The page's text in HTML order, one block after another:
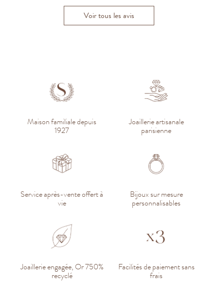
Voir tous les avis
Maison familiale depuis
1927
Joaillerie artisanale
parisienne
Service après-vente offert à
vie
Bijoux sur mesure
personnalisables
Joaillerie engagée, Or 750%
recyclé
Facilités de paiement sans
frais